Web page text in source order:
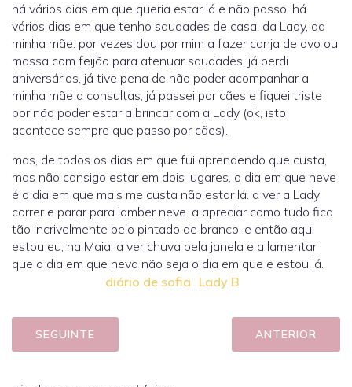
há vários dias em que queria estar lá e não posso. há
vários dias em que tenho saudades de casa, da Lady, da
minha mãe. por vezes dou por mim a fazer canja de ovo ou
massa com feijão para atenuar saudades. já perdi
aniversários, já tive pena de não poder acompanhar a
minha mãe a consultas, já passei por cães e fiquei triste
por não poder estar a brincar com a Lady (ok, isto
acontece sempre que passo por cães).
mas, de todos os dias em que fui aprendendo que custa,
mas não consigo estar em dois lugares, o dia em que neve
é o dia em que mais me custa não estar lá. a ver a Lady
correr e parar para lamber neve. a apreciar como tudo fica
tão incrivelmente belo pintado de branco. e então aqui
estou eu, na Maia, a ver chuva pela janela e a lamentar
que o dia em que neva não seja o dia em que e estou lá.
diário de sofia Lady B
SEGUINTE ANTERIOR